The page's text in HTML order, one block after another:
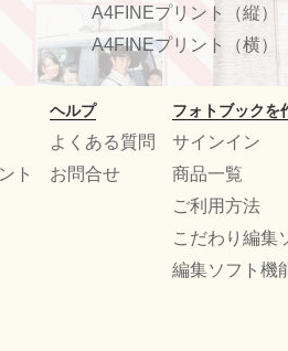
A4FINEプリント（縦）
A4FINEプリント（横）
ト
ヘルプ
よくある質問
お問合せ
フォトブックを
サインイン
商品一覧
ご利用方法
こだわり編集
編集ソフト機